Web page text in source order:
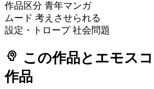
作品区分 青年マンガ
ムード 考えさせられる
設定・トロープ 社会問題
psychology この作品とエモス
作品